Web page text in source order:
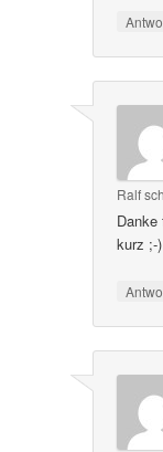
Ralf
kurz ;-)